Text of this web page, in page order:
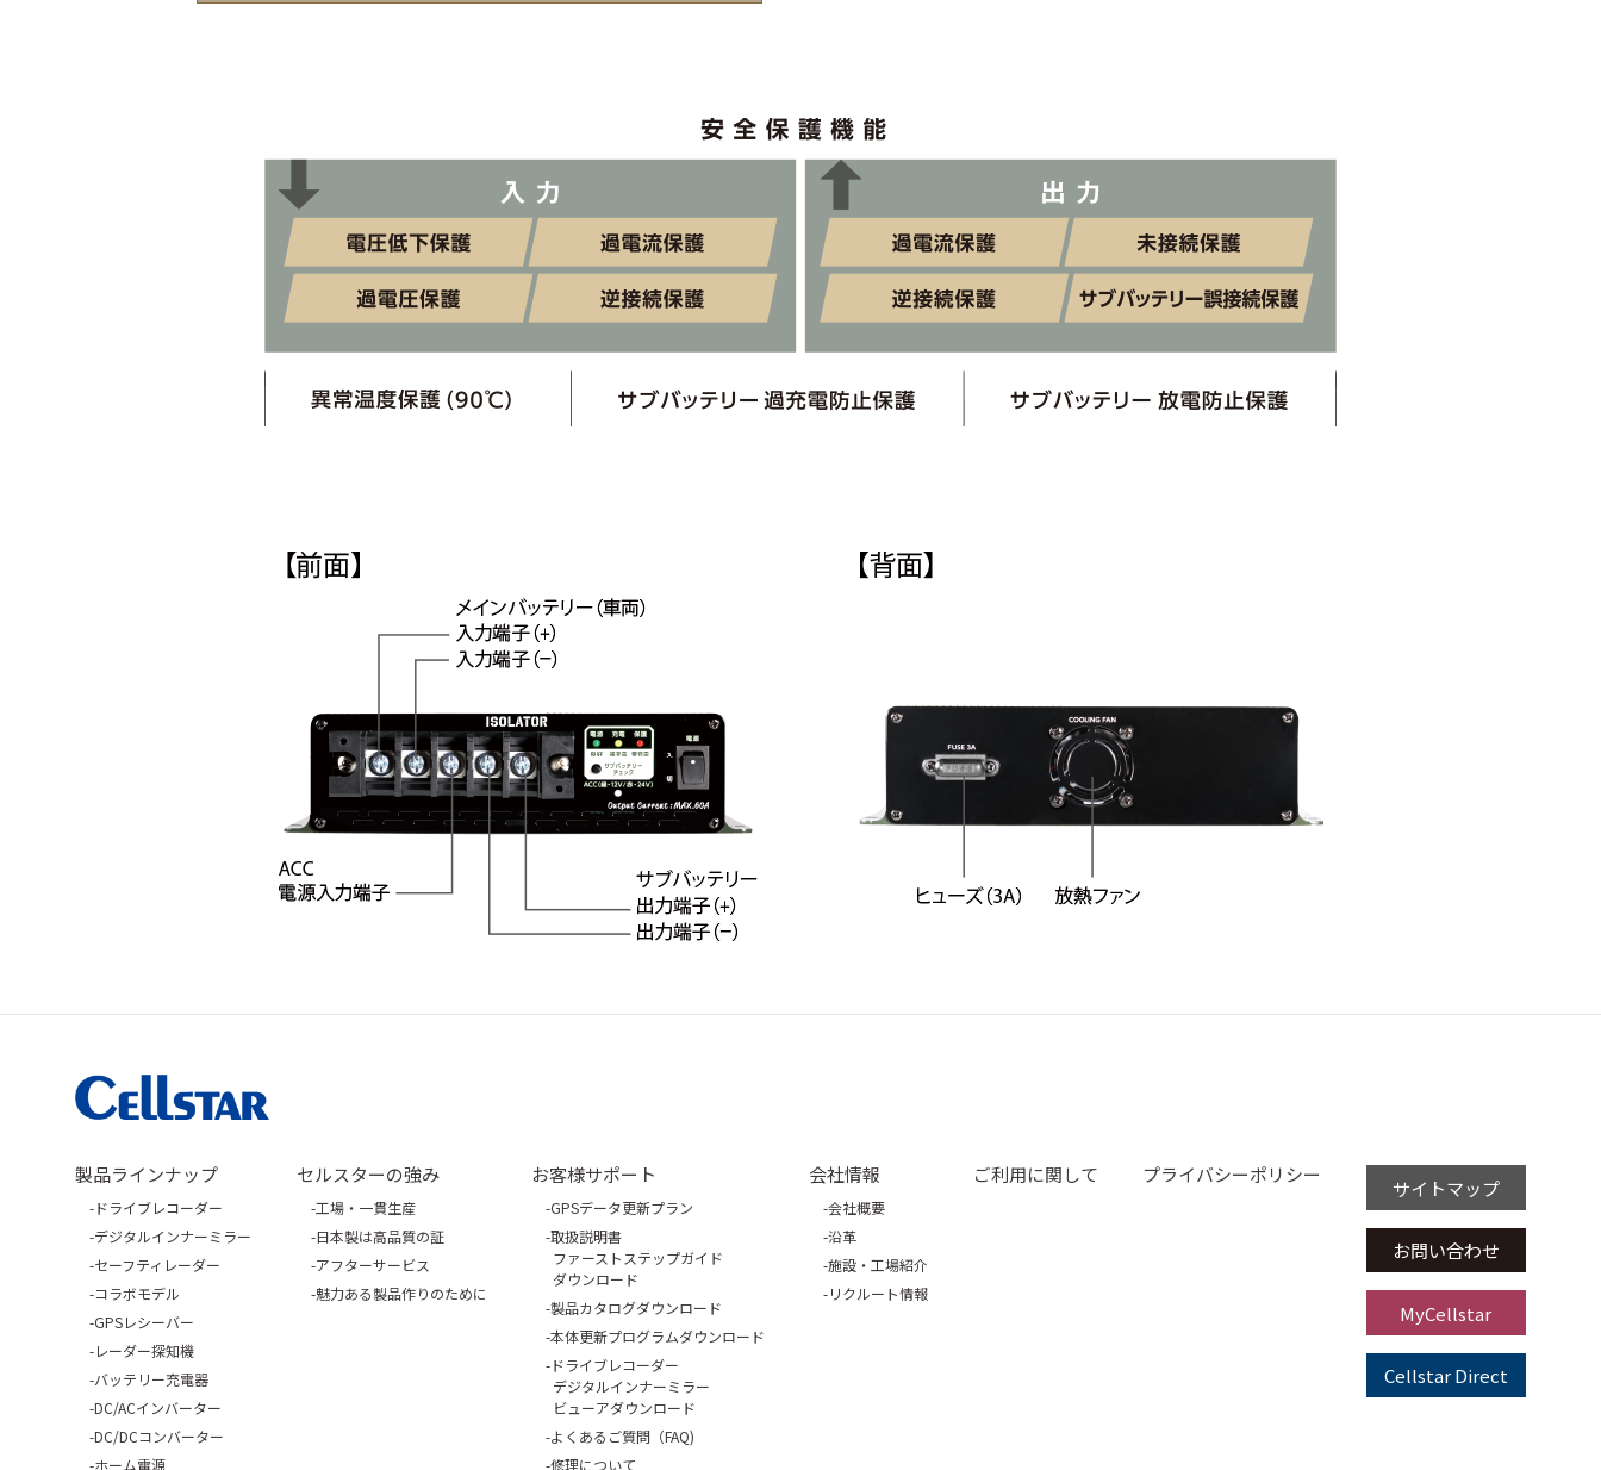
製品ラインナップ
ドライブレコーダー
デジタルインナーミラー
セーフティレーダー
コラボモデル
GPSレシーバー
レーダー探知機
バッテリー充電器
DC/ACインバーター
DC/DCコンバーター
ホーム電源
セルスターの強み
工場・一貫生産
日本製は高品質の証
アフターサービス
魅力ある製品作りのために
お客様サポート
GPSデータ更新プラン
取扱説明書
ファーストステップガイド
ダウンロード
製品カタログダウンロード
本体更新プログラムダウンロード
ドライブレコーダー
デジタルインナーミラー
ビューアダウンロード
よくあるご質問（FAQ)
修理について
会社情報
会社概要
沿革
施設・工場紹介
リクルート情報
ご利用に関して プライバシーポリシー
サイトマップ
お問い合わせ
MyCellstar
Cellstar Direct